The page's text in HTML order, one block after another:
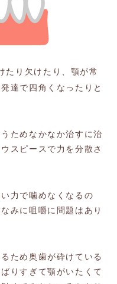
たり欠けたり、顎が常
達で四角くなったりと
ためなかなか治すに治
スピースで力を分散さ
力で噛めなくなるの
みに咀嚼に問題はあり
ため奥歯が砕けている
りすぎて顎がいたくて